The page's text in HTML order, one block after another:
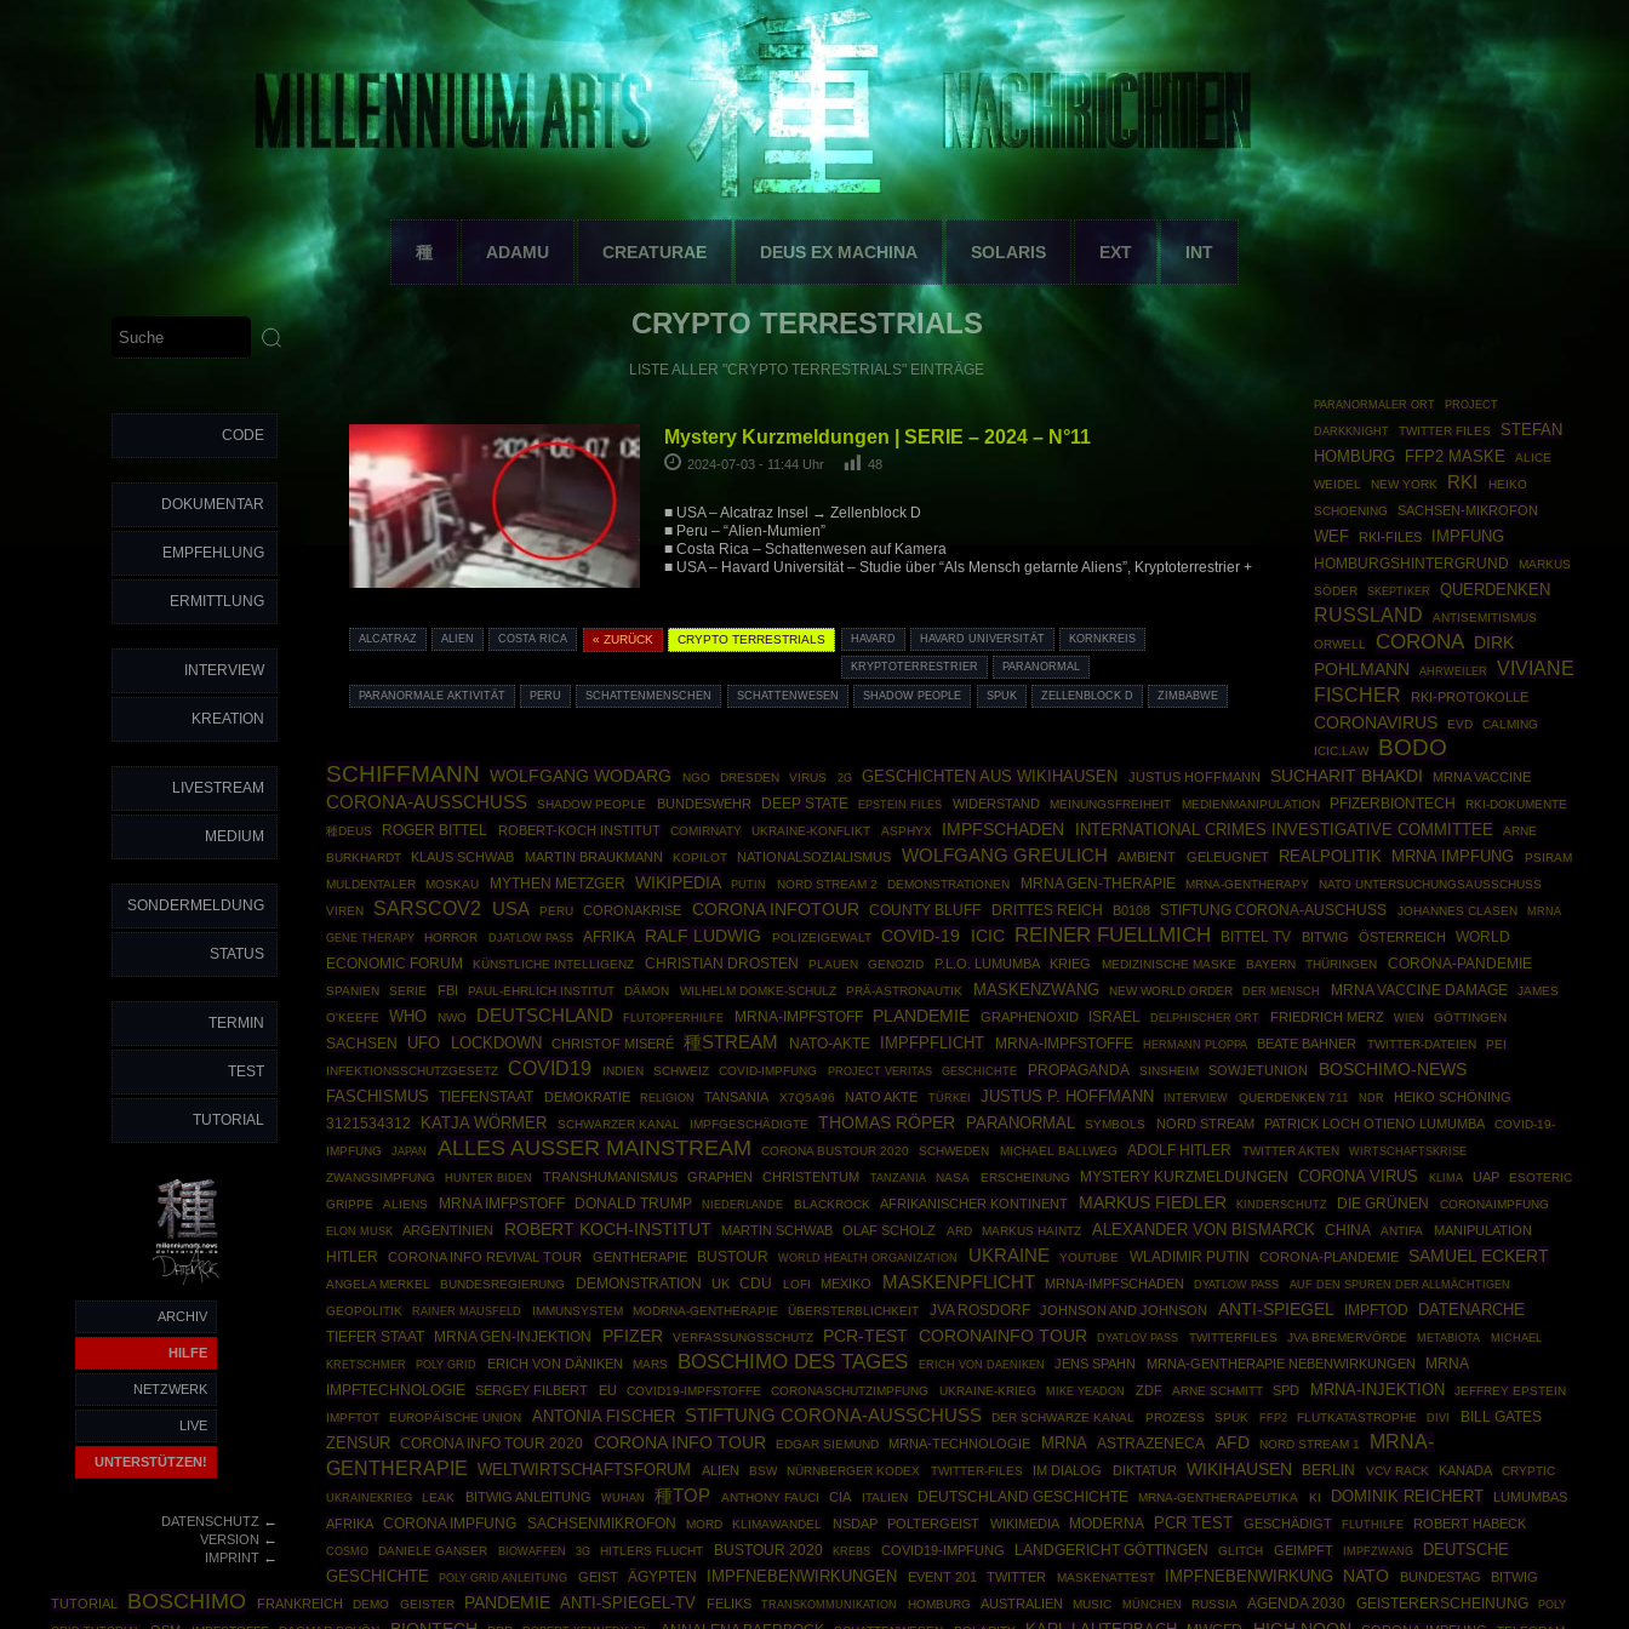
種 ADAMU CREATURAE DEUS EX MACHINA SOLARIS EXT INT
CODE
DOKUMENTAR
EMPFEHLUNG
ERMITTLUNG
INTERVIEW
KREATION
LIVESTREAM
MEDIUM
SONDERMELDUNG
STATUS
TERMIN
TEST
TUTORIAL
ARCHIV
HILFE
NETZWERK
LIVE
UNTERSTÜTZEN!
DATENSCHUTZ←
VERSION ←
IMPRINT←
CRYPTO TERRESTRIALS
LISTE ALLER "CRYPTO TERRESTRIALS" EINTRÄGE
Mystery Kurzmeldungen | SERIE – 2024 – N°11
2024-07-03 - 11:44 Uhr 48
■ USA – Alcatraz Insel → Zellenblock D
■ Peru – “Alien-Mumien”
■ Costa Rica – Schattenwesen auf Kamera
■ USA – Havard Universität – Studie über “Als Mensch getarnte Aliens”, Kryptoterrestrier +
ALCATRAZ ALIEN COSTA RICA « ZURÜCK CRYPTO TERRESTRIALS HAVARD HAVARD UNIVERSITÄT KORNKREIS
KRYPTOTERRESTRIER PARANORMAL
PARANORMALE AKTIVITÄT PERU SCHATTENMENSCHEN SCHATTENWESEN SHADOW PEOPLE SPUK ZELLENBLOCK D ZIMBABWE
PARANORMALER ORT
PROJECT
DARKKNIGHT
TWITTER FILES
STEFAN
HOMBURG
FFP2 MASKE
ALICE
WEIDEL
NEW YORK RKI
HEIKO
SCHOENING
SACHSEN-MIKROFON
WEF RKI-FILES
IMPFUNG
HOMBURGSHINTERGRUND
MARKUS
SÖDER
SKEPTIKER QUERDENKEN
RUSSLAND
ANTISEMITISMUS
ORWELL
CORONA DIRK
POHLMANN
AHRWEILER
VIVIANE
FISCHER
RKI-PROTOKOLLE
CORONAVIRUS EVD
CALMING
ICIC.LAW
BODO
SCHIFFMANN
WOLFGANG WODARG NGO DRESDEN VIRUS 2G GESCHICHTEN AUS WIKIHAUSEN JUSTUS HOFFMANN SUCHARIT BHAKDI MRNA VACCINE
CORONA-AUSSCHUSS SHADOW PEOPLE BUNDESWEHR DEEP STATE EPSTEIN FILES WIDERSTAND MEINUNGSFREIHEIT MEDIENMANIPULATION PFIZERBIONTECH
RKI-DOKUMENTE
種DEUS
ROGER BITTEL ROBERT-KOCH INSTITUT COMIRNATY UKRAINE-KONFLIKT ASPHYX IMPFSCHADEN INTERNATIONAL CRIMES INVESTIGATIVE COMMITTEE
ARNE
BURKHARDT
KLAUS SCHWAB MARTIN BRAUKMANN KOPILOT NATIONALSOZIALISMUS WOLFGANG GREULICH AMBIENT GELEUGNET REALPOLITIK MRNA IMPFUNG
PSIRAM
MULDENTALER
MOSKAU MYTHEN METZGER WIKIPEDIA PUTIN NORD STREAM 2 DEMONSTRATIONEN MRNA GEN-THERAPIE MRNA-GENTHERAPY
NATO UNTERSUCHUNGSAUSSCHUSS
VIREN
SARSCOV2 USA PERU CORONAKRISE CORONA INFOTOUR COUNTY BLUFF DRITTES REICH B0108 STIFTUNG CORONA-AUSCHUSS JOHANNES CLASEN
MRNA
GENE THERAPY
HORROR DJATLOW PASS AFRIKA RALF LUDWIG POLIZEIGEWALT COVID-19 ICIC REINER FUELLMICH BITTEL TV BITWIG ÖSTERREICH
WORLD
ECONOMIC FORUM
KÜNSTLICHE INTELLIGENZ CHRISTIAN DROSTEN PLAUEN GENOZID P.L.O. LUMUMBA KRIEG MEDIZINISCHE MASKE BAYERN THÜRINGEN CORONA-PANDEMIE
SPANIEN SERIE FBI PAUL-EHRLICH INSTITUT DÄMON WILHELM DOMKE-SCHULZ PRÄ-ASTRONAUTIK MASKENZWANG NEW WORLD ORDER DER MENSCH MRNA VACCINE DAMAGE
JAMES
O'KEEFE
WHO NWO DEUTSCHLAND FLUTOPFERHILFE MRNA-IMPFSTOFF PLANDEMIE GRAPHENOXID ISRAEL DELPHISCHER ORT FRIEDRICH MERZ WIEN GÖTTINGEN
SACHSEN UFO LOCKDOWN CHRISTOF MISERÉ 種STREAM NATO-AKTE IMPFPFLICHT MRNA-IMPFSTOFFE HERMANN PLOPPA BEATE BAHNER TWITTER-DATEIEN
PEI
INFEKTIONSSCHUTZGESETZ
COVID19 INDIEN SCHWEIZ COVID-IMPFUNG PROJECT VERITAS GESCHICHTE PROPAGANDA SINSHEIM SOWJETUNION BOSCHIMO-NEWS
FASCHISMUS TIEFENSTAAT DEMOKRATIE RELIGION TANSANIA X7Q5A96 NATO AKTE TÜRKEI JUSTUS P. HOFFMANN INTERVIEW QUERDENKEN 711 NDR HEIKO SCHÖNING
3121534312 KATJA WÖRMER SCHWARZER KANAL IMPFGESCHÄDIGTE THOMAS RÖPER PARANORMAL SYMBOLS NORD STREAM PATRICK LOCH OTIENO LUMUMBA
COVID-19-
IMPFUNG
JAPAN ALLES AUSSER MAINSTREAM CORONA BUSTOUR 2020 SCHWEDEN MICHAEL BALLWEG ADOLF HITLER TWITTER AKTEN
WIRTSCHAFTSKRISE
ZWANGSIMPFUNG
HUNTER BIDEN TRANSHUMANISMUS GRAPHEN CHRISTENTUM TANZANIA NASA ERSCHEINUNG MYSTERY KURZMELDUNGEN CORONA VIRUS KLIMA UAP
ESOTERIC
GRIPPE
ALIENS MRNA IMFPSTOFF DONALD TRUMP NIEDERLANDE BLACKROCK AFRIKANISCHER KONTINENT MARKUS FIEDLER KINDERSCHUTZ DIE GRÜNEN CORONAIMPFUNG
ELON MUSK ARGENTINIEN ROBERT KOCH-INSTITUT MARTIN SCHWAB OLAF SCHOLZ ARD MARKUS HAINTZ ALEXANDER VON BISMARCK CHINA ANTIFA MANIPULATION
HITLER CORONA INFO REVIVAL TOUR GENTHERAPIE BUSTOUR WORLD HEALTH ORGANIZATION UKRAINE YOUTUBE WLADIMIR PUTIN CORONA-PLANDEMIE SAMUEL ECKERT
ANGELA MERKEL BUNDESREGIERUNG DEMONSTRATION UK CDU LOFI MEXIKO MASKENPFLICHT MRNA-IMPFSCHADEN DYATLOW PASS AUF DEN SPUREN DER ALLMÄCHTIGEN
GEOPOLITIK RAINER MAUSFELD IMMUNSYSTEM MODRNA-GENTHERAPIE ÜBERSTERBLICHKEIT JVA ROSDORF JOHNSON AND JOHNSON ANTI-SPIEGEL IMPFTOD DATENARCHE
TIEFER STAAT MRNA GEN-INJEKTION PFIZER VERFASSUNGSSCHUTZ PCR-TEST CORONAINFO TOUR DYATLOV PASS TWITTERFILES JVA BREMERVÖRDE METABIOTA MICHAEL
KRETSCHMER POLY GRID ERICH VON DÄNIKEN MARS BOSCHIMO DES TAGES ERICH VON DAENIKEN JENS SPAHN MRNA-GENTHERAPIE NEBENWIRKUNGEN
MRNA
IMPFTECHNOLOGIE
SERGEY FILBERT EU COVID19-IMPFSTOFFE CORONASCHUTZIMPFUNG UKRAINE-KRIEG MIKE YEADON ZDF ARNE SCHMITT SPD MRNA-INJEKTION
JEFFREY EPSTEIN
IMPFTOT
EUROPÄISCHE UNION ANTONIA FISCHER STIFTUNG CORONA-AUSSCHUSS DER SCHWARZE KANAL PROZESS SPUK FFP2 FLUTKATASTROPHE DIVI BILL GATES
ZENSUR CORONA INFO TOUR 2020 CORONA INFO TOUR EDGAR SIEMUND MRNA-TECHNOLOGIE MRNA ASTRAZENECA AFD NORD STREAM 1
MRNA-
GENTHERAPIE
WELTWIRTSCHAFTSFORUM ALIEN BSW NÜRNBERGER KODEX TWITTER-FILES IM DIALOG DIKTATUR WIKIHAUSEN BERLIN VCV RACK KANADA
CRYPTIC
UKRAINEKRIEG
LEAK BITWIG ANLEITUNG WUHAN 種TOP ANTHONY FAUCI CIA ITALIEN DEUTSCHLAND GESCHICHTE MRNA-GENTHERAPEUTIKA KI DOMINIK REICHERT
LUMUMBAS
AFRIKA
CORONA IMPFUNG SACHSENMIKROFON MORD KLIMAWANDEL NSDAP POLTERGEIST WIKIMEDIA MODERNA PCR TEST GESCHÄDIGT FLUTHILFE ROBERT HABECK
COSMO DANIELE GANSER BIOWAFFEN 3G HITLERS FLUCHT BUSTOUR 2020 KREBS COVID19-IMPFUNG LANDGERICHT GÖTTINGEN GLITCH GEIMPFT IMPFZWANG
DEUTSCHE
GESCHICHTE
POLY GRID ANLEITUNG GEIST ÄGYPTEN IMPFNEBENWIRKUNGEN EVENT 201 TWITTER MASKENATTEST IMPFNEBENWIRKUNG NATO BUNDESTAG
BITWIG
TUTORIAL
BOSCHIMO FRANKREICH DEMO GEISTER PANDEMIE ANTI-SPIEGEL-TV FELIKS TRANSKOMMUNIKATION HOMBURG AUSTRALIEN MUSIC MÜNCHEN RUSSIA AGENDA 2030 GEISTERERSCHEINUNG
POLY